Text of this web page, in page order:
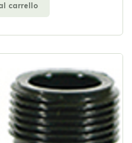
carrello